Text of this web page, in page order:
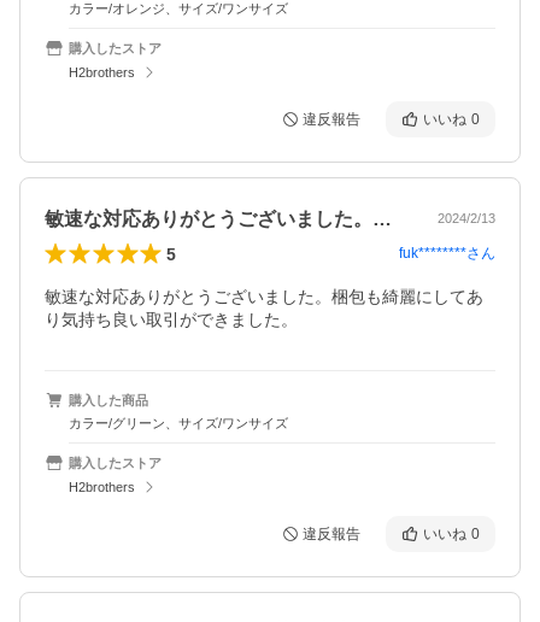
カラー/オレンジ、サイズ/ワンサイズ
購入したストア
H2brothers
違反報告 いいね 0
敏速な対応ありがとうございました。梱包… 2024/2/13
5 fuk********さん
敏速な対応ありがとうございました。梱包も綺麗にしてあ
り気持ち良い取引ができました。
購入した商品
カラー/グリーン、サイズ/ワンサイズ
購入したストア
H2brothers
違反報告 いいね 0